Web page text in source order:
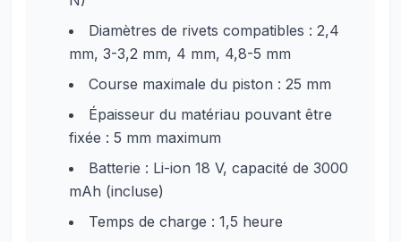
Diamètres de rivets compatibles : 2,4
mm, 3-3,2 mm, 4 mm, 4,8-5 mm
Course maximale du piston : 25 mm
Épaisseur du matériau pouvant être
fixée : 5 mm maximum
Batterie : Li-ion 18 V, capacité de 3000
mAh (incluse)
Temps de charge : 1,5 heure